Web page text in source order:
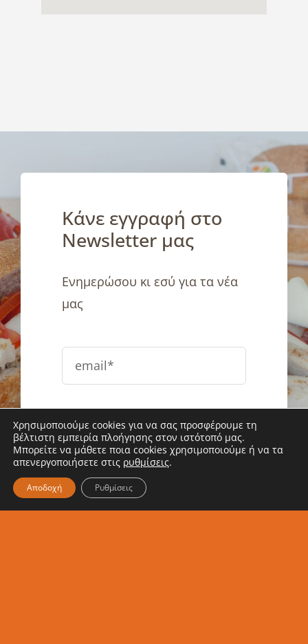
Κάνε εγγραφή στο
Newsletter μας
Ενημερώσου κι εσύ για τα νέα
μας
Εγγραφή
Χρησιμοποιούμε cookies για να σας προσφέρουμε τη
βέλτιστη εμπειρία πλοήγησης στον ιστότοπό μας.
Μπορείτε να μάθετε ποια cookies χρησιμοποιούμε ή να τα
απενεργοποιήσετε στις ρυθμίσεις.
Αποδοχή Ρυθμίσεις